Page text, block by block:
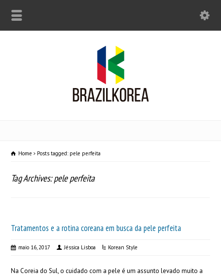
Home Posts tagged: pele perfeita
Tag Archives: pele perfeita
Tratamentos e a rotina coreana em busca da pele perfeita
maio 16, 2017 Jéssica Lisboa Korean Style
Na Coreia do Sul, o cuidado com a pele é um assunto levado muito a